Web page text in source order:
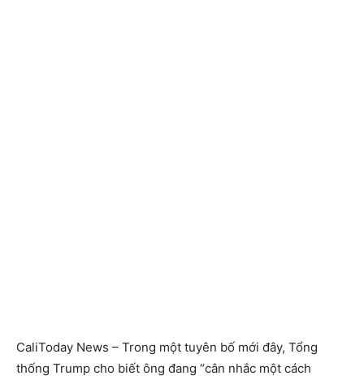
CaliToday News – Trong một tuyên bố mới đây, Tổng
thống Trump cho biết ông đang “cân nhắc một cách